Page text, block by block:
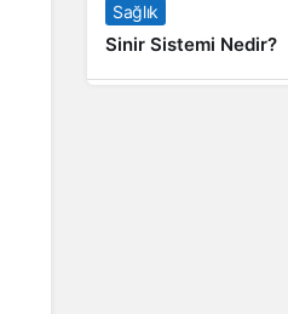
Sağlık
Sinir Sistemi Nedir?